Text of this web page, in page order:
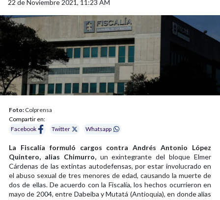
22 de Noviembre 2021, 11:23 AM
Foto: Colprensa
Compartir en:
Facebook
Twitter Whatsapp
La Fiscalía formuló cargos contra Andrés Antonio López
Quintero, alias Chimurro,un exintegrante del bloque Elmer
Cárdenas de las extintas autodefensas, por estar involucrado en
el abuso sexual de tres menores de edad, causando la muerte de
dos de ellas. De acuerdo con la Fiscalía, los hechos ocurrieron en
mayo de 2004, entre Dabeiba y Mutatá (Antioquia), en donde alias